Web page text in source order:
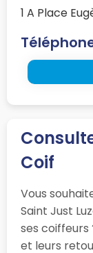
1 A Place
Coif
Vous
Saint Just
ses coiffeurs
et leurs